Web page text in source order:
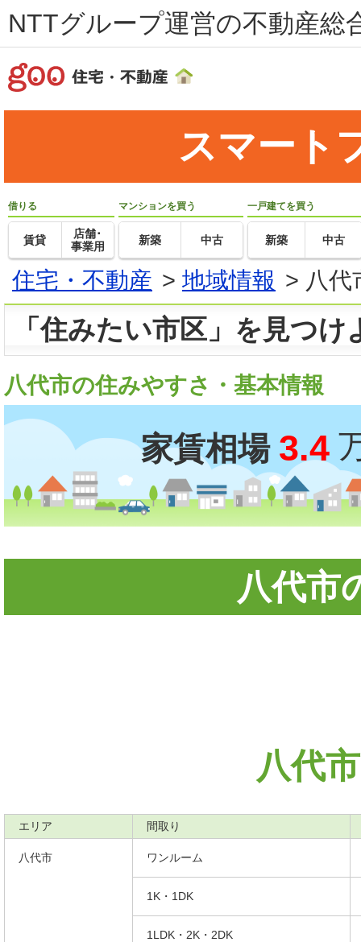
NTTグループ運営の不動産総
スマート
借りる
賃貸
店舗･
事業用
マンションを買う
新築 中古
一戸建てを買う
新築 中古
住宅・不動産 > 地域情報 > 八
「住みたい市区」を見つけ
八代市の住みやすさ・基本情報
家賃相場 3.4
八代市
八代
エリア 間取り
八代市 ワンルーム
1K・1DK
1LDK・2K・2DK